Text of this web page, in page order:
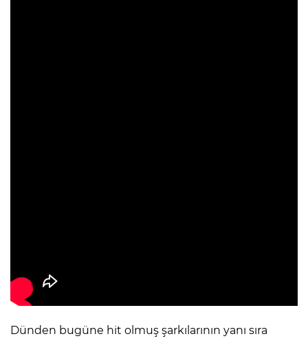
Dünden bugüne hit olmuş şarkılarının yanı sıra